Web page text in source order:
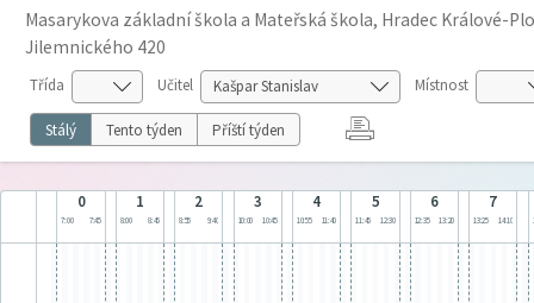
Masarykova základní škola a Mateřská škola, Hradec Králové-
Jilemnického 420
Třída Učitel Místnost
Stálý Tento týden Příští týden
0
7:00 7:45
1
8:00 8:45
2
8:55 9:40
3
10:00 10:45
4
10:55 11:40
5
11:45 12:30
6
12:35 13:20
7
13:25 14:10